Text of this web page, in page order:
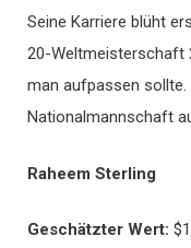
Seine Karriere blüht
20-Weltmeisterschaft
man aufpassen
Nationalmannschaft
Raheem Sterling
Geschätzter Wert: